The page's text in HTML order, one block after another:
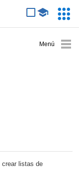
crear listas de